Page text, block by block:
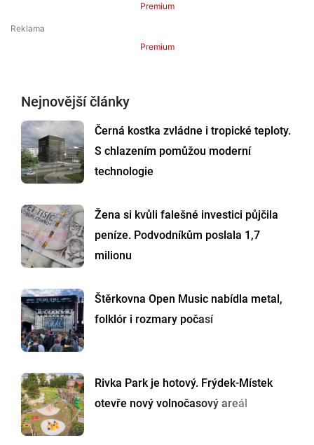
Premium
Premium
Nejnovější články
Černá kostka zvládne i tropické teploty.
S chlazením pomůžou moderní
technologie
Žena si kvůli falešné investici půjčila
peníze. Podvodníkům poslala 1,7
milionu
Štěrkovna Open Music nabídla metal,
folklór i rozmary počasí
Rivka Park je hotový. Frýdek-Místek
otevře nový volnočasový areál